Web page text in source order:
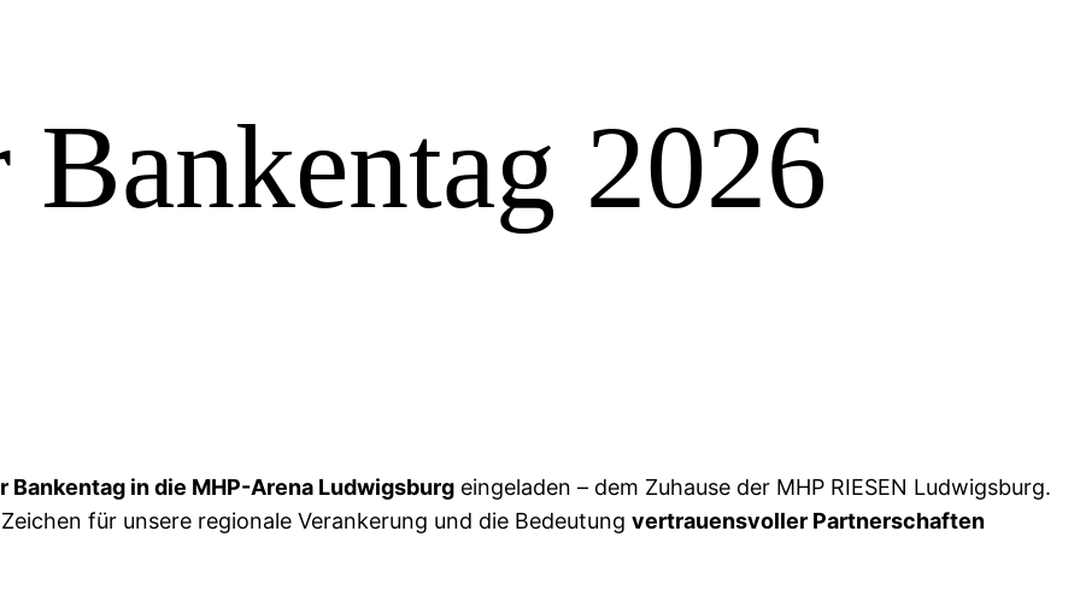
2026
Bankentag in die MHP-Arena Ludwigsburg eingeladen – dem Zuhause der MHP RIESEN Ludwigsburg.
für unsere regionale Verankerung und die Bedeutung vertrauensvoller Partnerschaften